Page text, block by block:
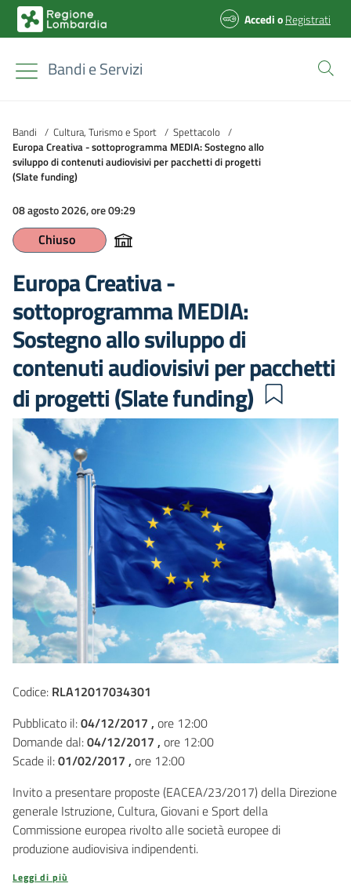
AccedioRegistrati
Bandi e Servizi
Bandi / Cultura, Turismo e Sport / Spettacolo /
Europa Creativa - sottoprogramma MEDIA: Sostegno allo
sviluppo di contenuti audiovisivi per pacchetti di progetti
(Slate funding)
08 agosto 2026, ore 09:29
Chiuso
Europa Creativa -
sottoprogramma MEDIA:
Sostegno allo sviluppo di
contenuti audiovisivi per pacchetti
di progetti (Slate funding)
Codice: RLA12017034301
Pubblicato il:04/12/2017 , ore 12:00
Domande dal:04/12/2017 , ore 12:00
Scade il:01/02/2017 , ore 12:00
Invito a presentare proposte (EACEA/23/2017) della Direzione
generale Istruzione, Cultura, Giovani e Sport della
Commissione europea rivolto alle società europee di
produzione audiovisiva indipendenti.
Leggi di più